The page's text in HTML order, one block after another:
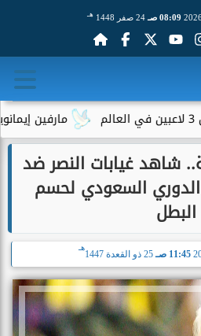
08:09 صـ 24 صفر 1448 هـ
مارفين إيمانويل.. سائق
غيابات النصر ضد
السعودي لحسم
البطل
11:45 صـ 25 ذو القعدة 1447
هـ